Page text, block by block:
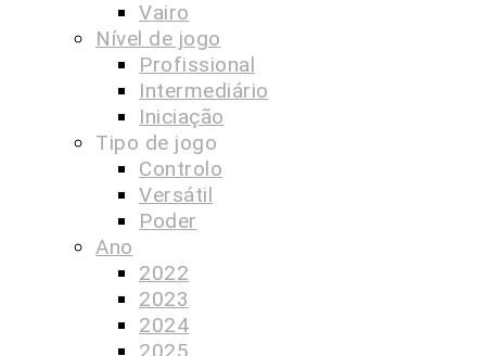
Vairo
Nível de jogo
Profissional
Intermediário
Iniciação
Tipo de jogo
Controlo
Versátil
Poder
Ano
2022
2023
2024